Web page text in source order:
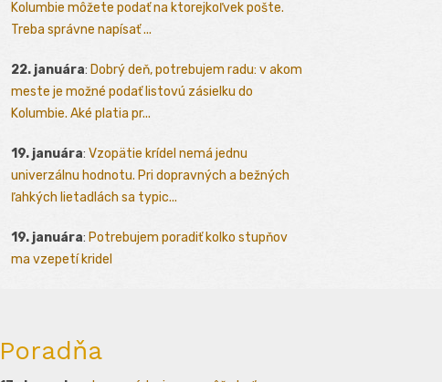
Kolumbie môžete podať na ktorejkoľvek pošte.
Treba správne napísať ...
22. januára: Dobrý deň, potrebujem radu: v akom
meste je možné podať listovú zásielku do
Kolumbie. Aké platia pr...
19. januára: Vzopätie krídel nemá jednu
univerzálnu hodnotu. Pri dopravných a bežných
ľahkých lietadlách sa typic...
19. januára: Potrebujem poradiť kolko stupňov
ma vzepetí kridel
Poradňa